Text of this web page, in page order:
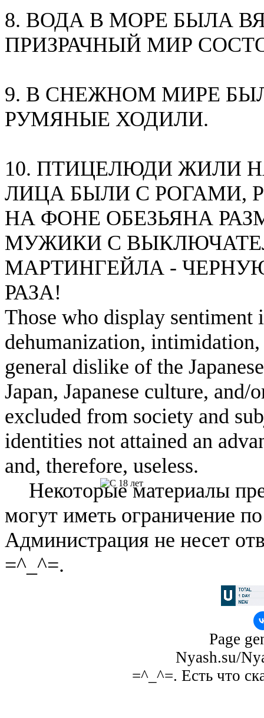
8. ВОДА В МОРЕ БЫЛА
ПРИЗРАЧНЫЙ МИР
9. В СНЕЖНОМ МИРЕ
РУМЯНЫЕ ХОДИЛИ.
10. ПТИЦЕЛЮДИ ЖИЛИ
ЛИЦА БЫЛИ С РОГАМИ,
НА ФОНЕ ОБЕЗЬЯНА
МУЖИКИ С
МАРТИНГЕЙЛА -
РАЗА!
Those who display
dehumanization,
general dislike of the
Japan, Japanese culture, and/
excluded from society and
identities not attained an
and, therefore, useless.
Некоторые материалы
могут иметь ограничение
Администрация не несет
=^_^=.
Page
Nyash.su/
=^_^=. Есть что